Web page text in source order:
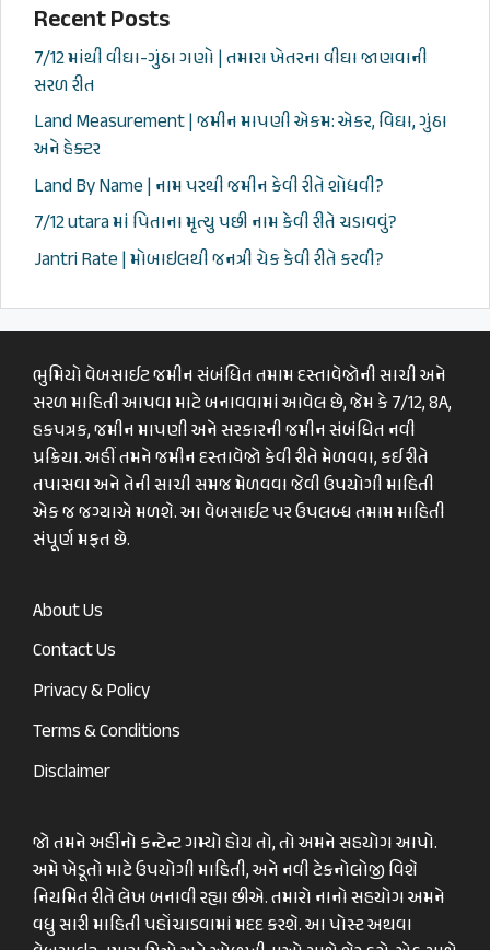
Recent Posts
7/12 માંથી વીઘા-ગુંઠા ગણો | તમારા ખેતરના વીઘા જાણવાની
સરળ રીત
Land Measurement | જમીન માપણી એકમ: એકર, વિઘા, ગુંઠા
અને હેક્ટર
Land By Name | નામ પરથી જમીન કેવી રીતે શોધવી?
7/12 utara માં પિતાના મૃત્યુ પછી નામ કેવી રીતે ચડાવવું?
Jantri Rate | મોબાઇલથી જનત્રી ચેક કેવી રીતે કરવી?
ભુમિયો વેબસાઈટ જમીન સંબંધિત તમામ દસ્તાવેજોની સાચી અને
સરળ માહિતી આપવા માટે બનાવવામાં આવેલ છે, જેમ કે 7/12, 8A,
હકપત્રક, જમીન માપણી અને સરકારની જમીન સંબંધિત નવી
પ્રક્રિયા. અહીં તમને જમીન દસ્તાવેજો કેવી રીતે મેળવવા, કઈ રીતે
તપાસવા અને તેની સાચી સમજ મેળવવા જેવી ઉપયોગી માહિતી
એક જ જગ્યાએ મળશે. આ વેબસાઈટ પર ઉપલબ્ધ તમામ માહિતી
સંપૂર્ણ મફત છે.
About Us
Contact Us
Privacy & Policy
Terms & Conditions
Disclaimer
જો તમને અહીંનો કન્ટેન્ટ ગમ્યો હોય તો, તો અમને સહયોગ આપો.
અમે ખેડૂતો માટે ઉપયોગી માહિતી, અને નવી ટેકનોલોજી વિશે
નિયમિત રીતે લેખ બનાવી રહ્યા છીએ. તમારો નાનો સહયોગ અમને
વધુ સારી માહિતી પહોંચાડવામાં મદદ કરશે. આ પોસ્ટ અથવા